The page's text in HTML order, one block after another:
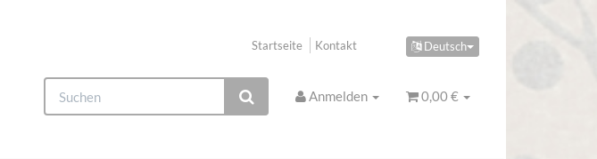
Deutsch
Startseite Kontakt
Anmelden 0,00 €